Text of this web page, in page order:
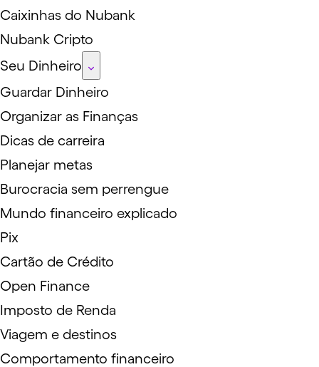
Caixinhas do Nubank
Nubank Cripto
Seu Dinheiro
Guardar Dinheiro
Organizar as Finanças
Dicas de carreira
Planejar metas
Burocracia sem perrengue
Mundo financeiro explicado
Pix
Cartão de Crédito
Open Finance
Imposto de Renda
Viagem e destinos
Comportamento financeiro